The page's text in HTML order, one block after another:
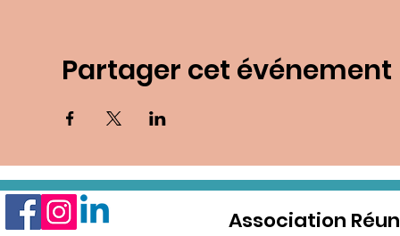
Partager cet événement
Association